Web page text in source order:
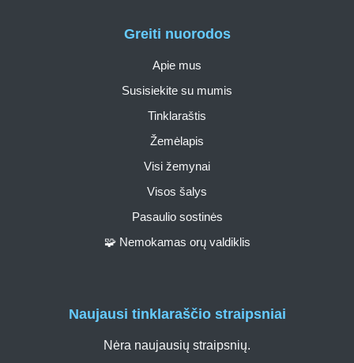
Greiti nuorodos
Apie mus
Susisiekite su mumis
Tinklaraštis
Žemėlapis
Visi žemynai
Visos šalys
Pasaulio sostinės
🧩 Nemokamas orų valdiklis
Naujausi tinklaraščio straipsniai
Nėra naujausių straipsnių.